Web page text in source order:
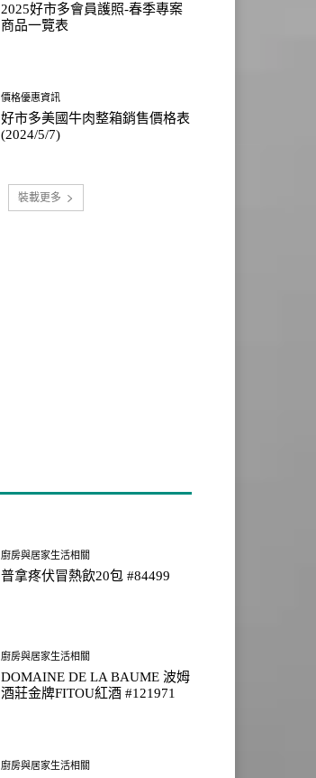
2025好市多會員護照-春季專案
商品一覽表
價格優惠資訊
好市多美國牛肉整箱銷售價格表
(2024/5/7)
裝載更多
廚房與居家生活相關
普拿疼伏冒熱飲20包 #84499
廚房與居家生活相關
DOMAINE DE LA BAUME 波姆
酒莊金牌FITOU紅酒 #121971
廚房與居家生活相關